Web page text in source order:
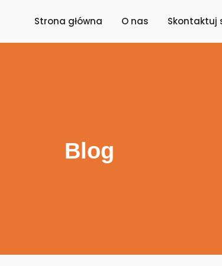
Strona główna O nas Skontaktuj
Blog